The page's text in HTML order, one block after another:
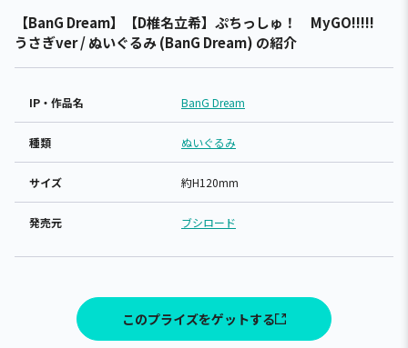
【BanG Dream】【D椎名立希】ぷちっしゅ！ MyGO!!!!!
うさぎver / ぬいぐるみ (BanG Dream) の紹介
IP・作品名 BanG Dream
種類 ぬいぐるみ
サイズ 約H120mm
発売元 ブシロード
このプライズをゲットする